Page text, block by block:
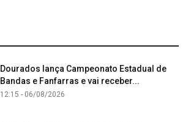
Dourados lança Campeonato Estadual de
Bandas e Fanfarras e vai receber...
12:15 - 06/08/2026